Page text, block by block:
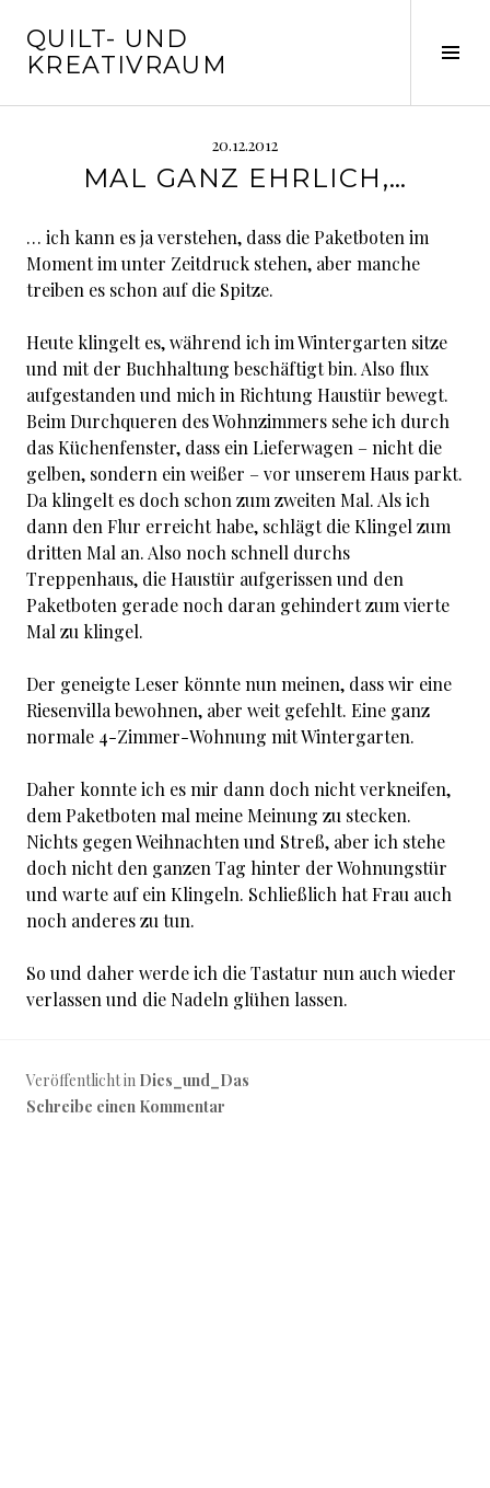
zum
Inhalt
QUILT- UND
KREATIVRAUM
20.12.2012
MAL GANZ EHRLICH,…
… ich kann es ja verstehen, dass die Paketboten im
Moment im unter Zeitdruck stehen, aber manche
treiben es schon auf die Spitze.
Heute klingelt es, während ich im Wintergarten sitze
und mit der Buchhaltung beschäftigt bin. Also flux
aufgestanden und mich in Richtung Haustür bewegt.
Beim Durchqueren des Wohnzimmers sehe ich durch
das Küchenfenster, dass ein Lieferwagen – nicht die
gelben, sondern ein weißer – vor unserem Haus parkt.
Da klingelt es doch schon zum zweiten Mal. Als ich
dann den Flur erreicht habe, schlägt die Klingel zum
dritten Mal an. Also noch schnell durchs
Treppenhaus, die Haustür aufgerissen und den
Paketboten gerade noch daran gehindert zum vierte
Mal zu klingel.
Der geneigte Leser könnte nun meinen, dass wir eine
Riesenvilla bewohnen, aber weit gefehlt. Eine ganz
normale 4-Zimmer-Wohnung mit Wintergarten.
Daher konnte ich es mir dann doch nicht verkneifen,
dem Paketboten mal meine Meinung zu stecken.
Nichts gegen Weihnachten und Streß, aber ich stehe
doch nicht den ganzen Tag hinter der Wohnungstür
und warte auf ein Klingeln. Schließlich hat Frau auch
noch anderes zu tun.
So und daher werde ich die Tastatur nun auch wieder
verlassen und die Nadeln glühen lassen.
Veröffentlicht in Dies_und_Das
Schreibe einen Kommentar